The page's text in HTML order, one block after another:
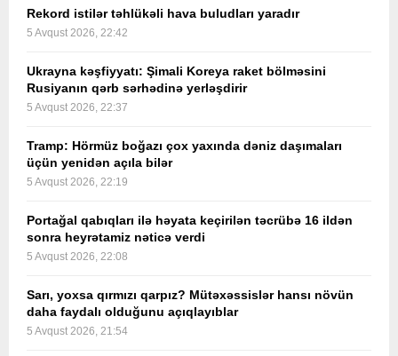
Rekord istilər təhlükəli hava buludları yaradır
5 Avqust 2026, 22:42
Ukrayna kəşfiyyatı: Şimali Koreya raket bölməsini
Rusiyanın qərb sərhədinə yerləşdirir
5 Avqust 2026, 22:37
Tramp: Hörmüz boğazı çox yaxında dəniz daşımaları
üçün yenidən açıla bilər
5 Avqust 2026, 22:19
Portağal qabıqları ilə həyata keçirilən təcrübə 16 ildən
sonra heyrətamiz nəticə verdi
5 Avqust 2026, 22:08
Sarı, yoxsa qırmızı qarpız? Mütəxəssislər hansı növün
daha faydalı olduğunu açıqlayıblar
5 Avqust 2026, 21:54